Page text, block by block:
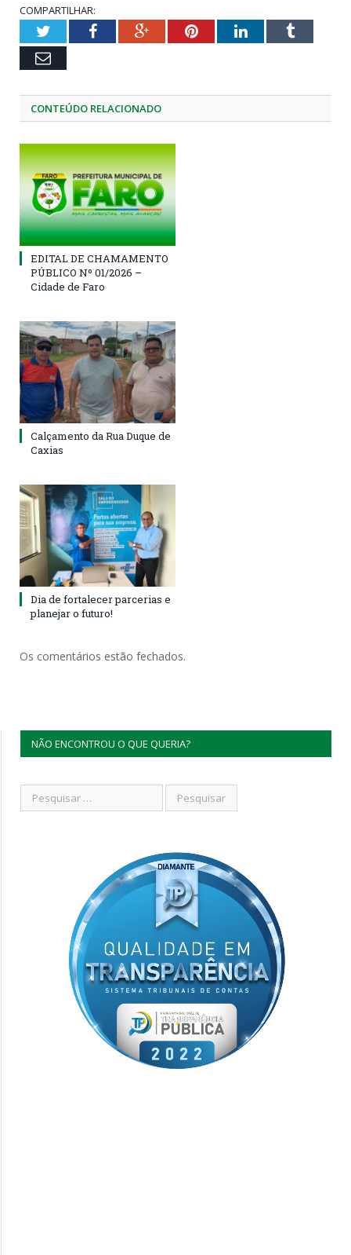
COMPARTILHAR:
TwitterFacebookGoogle+PinterestLinkedInTumblr
Email
CONTEÚDO RELACIONADO
EDITAL DE CHAMAMENTO
PÚBLICO Nº 01/2026 –
Cidade de Faro
Calçamento da Rua Duque de
Caxias
Dia de fortalecer parcerias e
planejar o futuro!
Os comentários estão fechados.
NÃO ENCONTROU O QUE QUERIA?